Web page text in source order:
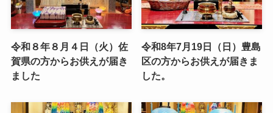
令和８年８月４日（火）佐
賀県の方からお供えが届き
ました
令和8年7月19日（日）豊島
区の方からお供えが届きま
した。